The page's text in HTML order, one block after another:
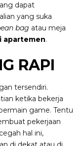
dapat
yang suka
bag atau meja
apartemen.
RAPI
tersendiri.
ketika bekerja
game. Tentu
pekerjaan
hal ini,